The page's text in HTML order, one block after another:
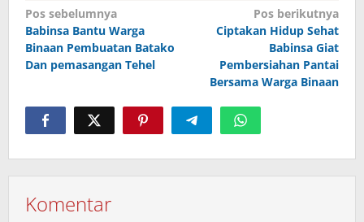
Navigasi
pos
Pos sebelumnya
Babinsa Bantu Warga
Binaan Pembuatan Batako
Dan pemasangan Tehel
Pos berikutnya
Ciptakan Hidup Sehat
Babinsa Giat
Pembersiahan Pantai
Bersama Warga Binaan
Komentar